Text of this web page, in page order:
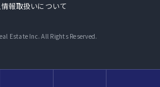
報取扱いについて
Estate Inc. All Rights Reserved.